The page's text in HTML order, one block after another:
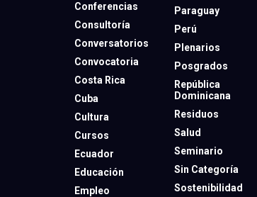
Conferencias
Consultoría
Conversatorios
Convocatoria
Costa Rica
Cuba
Cultura
Cursos
Ecuador
Educación
Empleo
Paraguay
Perú
Plenarios
Posgrados
República
Dominicana
Residuos
Salud
Seminario
Sin Categoría
Sostenibilidad